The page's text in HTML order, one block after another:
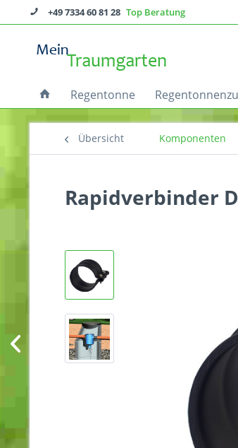
+49 7334 60 81 28 Top Beratung
Regentonne
Übersicht Komponenten
Rapidverbinder